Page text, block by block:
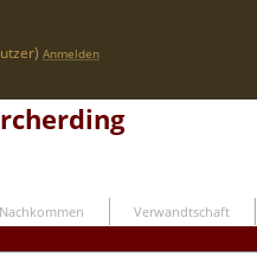
Anmelden
Nachkommen Verwandtschaft